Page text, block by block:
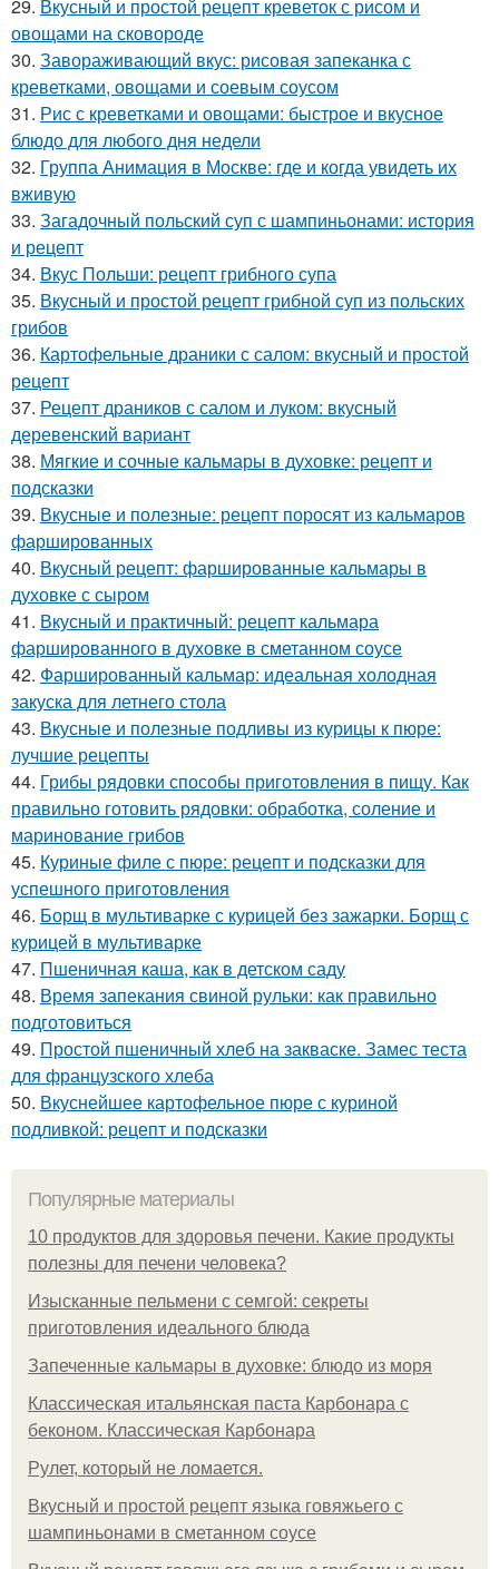
29. Вкусный и простой рецепт креветок с рисом и
овощами на сковороде
30. Завораживающий вкус: рисовая запеканка с
креветками, овощами и соевым соусом
31. Рис с креветками и овощами: быстрое и вкусное
блюдо для любого дня недели
32. Группа Анимация в Москве: где и когда увидеть их
вживую
33. Загадочный польский суп с шампиньонами: история
и рецепт
34. Вкус Польши: рецепт грибного супа
35. Вкусный и простой рецепт грибной суп из польских
грибов
36. Картофельные драники с салом: вкусный и простой
рецепт
37. Рецепт драников с салом и луком: вкусный
деревенский вариант
38. Мягкие и сочные кальмары в духовке: рецепт и
подсказки
39. Вкусные и полезные: рецепт поросят из кальмаров
фаршированных
40. Вкусный рецепт: фаршированные кальмары в
духовке с сыром
41. Вкусный и практичный: рецепт кальмара
фаршированного в духовке в сметанном соусе
42. Фаршированный кальмар: идеальная холодная
закуска для летнего стола
43. Вкусные и полезные подливы из курицы к пюре:
лучшие рецепты
44. Грибы рядовки способы приготовления в пищу. Как
правильно готовить рядовки: обработка, соление и
маринование грибов
45. Куриные филе с пюре: рецепт и подсказки для
успешного приготовления
46. Борщ в мультиварке с курицей без зажарки. Борщ с
курицей в мультиварке
47. Пшеничная каша, как в детском саду
48. Время запекания свиной рульки: как правильно
подготовиться
49. Простой пшеничный хлеб на закваске. Замес теста
для французского хлеба
50. Вкуснейшее картофельное пюре с куриной
подливкой: рецепт и подсказки
Популярные материалы
10 продуктов для здоровья печени. Какие продукты
полезны для печени человека?
Изысканные пельмени с семгой: секреты
приготовления идеального блюда
Запеченные кальмары в духовке: блюдо из моря
Классическая итальянская паста Карбонара с
беконом. Классическая Карбонара
Рулет, который не ломается.
Вкусный и простой рецепт языка говяжьего с
шампиньонами в сметанном соусе